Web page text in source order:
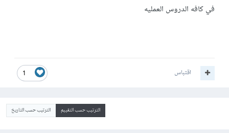
في كافه الدروس العمليه
1 اقتباس
الترتيب حسب التقييم الترتيب حسب التاريخ